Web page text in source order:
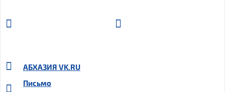
АБХАЗИЯ VK.RU
Письмо